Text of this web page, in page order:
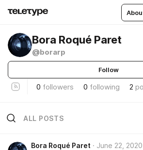
Bora Roqué Paret
@borarp
Follow
0 followers 0 following 2
ALL POSTS
Bora Roqué Paret June 22, 2020